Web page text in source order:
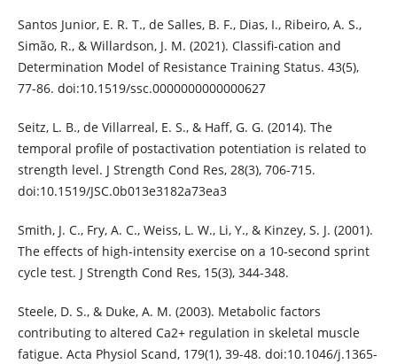
Santos Junior, E. R. T., de Salles, B. F., Dias, I., Ribeiro, A. S.,
Simão, R., & Willardson, J. M. (2021). Classifi-cation and
Determination Model of Resistance Training Status. 43(5),
77-86. doi:10.1519/ssc.0000000000000627
Seitz, L. B., de Villarreal, E. S., & Haff, G. G. (2014). The
temporal profile of postactivation potentiation is related to
strength level. J Strength Cond Res, 28(3), 706-715.
doi:10.1519/JSC.0b013e3182a73ea3
Smith, J. C., Fry, A. C., Weiss, L. W., Li, Y., & Kinzey, S. J. (2001).
The effects of high-intensity exercise on a 10-second sprint
cycle test. J Strength Cond Res, 15(3), 344-348.
Steele, D. S., & Duke, A. M. (2003). Metabolic factors
contributing to altered Ca2+ regulation in skeletal muscle
fatigue. Acta Physiol Scand, 179(1), 39-48. doi:10.1046/j.1365-